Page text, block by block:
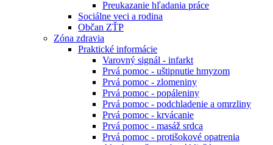
Preukazanie hľadania práce
Sociálne veci a rodina
Občan ZŤP
Zóna zdravia
Praktické informácie
Varovný signál - infarkt
Prvá pomoc - uštipnutie hmyzom
Prvá pomoc - zlomeniny
Prvá pomoc - popáleniny
Prvá pomoc - podchladenie a omrzliny
Prvá pomoc - krvácanie
Prvá pomoc - masáž srdca
Prvá pomoc - protišokové opatrenia